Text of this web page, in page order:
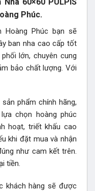
Phúc.
Hoàng Phúc bạn sẽ
ban nha cao cấp tốt
lớn, chuyên cung
bảo chất lượng. Với
phẩm chính hãng,
chọn hoàng phúc
hoạt, triết khấu cao
khi đặt mua và nhận
như cam kết trên.
tiền.
khách hàng sẽ được